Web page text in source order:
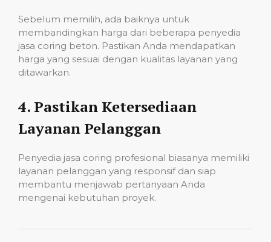
Sebelum memilih, ada baiknya untuk
membandingkan harga dari beberapa penyedia
jasa coring beton. Pastikan Anda mendapatkan
harga yang sesuai dengan kualitas layanan yang
ditawarkan.
4. Pastikan Ketersediaan
Layanan Pelanggan
Penyedia jasa coring profesional biasanya memiliki
layanan pelanggan yang responsif dan siap
membantu menjawab pertanyaan Anda
mengenai kebutuhan proyek.